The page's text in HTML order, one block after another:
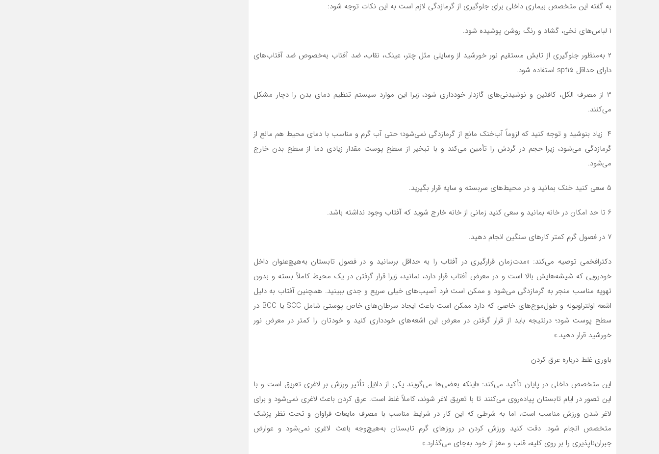
به گفته این متخصص بیماری داخلی برای جلوگیری از گرمازدگی لازم است به این نکات توجه شود:
۱ لباس‌های نخی، گشاد و رنگ روشن پوشیده شود.
۲ به‌منظور جلوگیری از تابش مستقیم نور خورشید از وسایلی مثل چتر، عینک، نقاب، ضد آفتاب به‌خصوص ضد آفتاب‌های
دارای حداقل spf۱۵ استفاده شود.
۳ از مصرف الکل، کافئین و نوشیدنی‌های گازدار خودداری شود، زیرا این موارد سیستم تنظیم دمای بدن را دچار مشکل
می‌کنند.
۴ زیاد بنوشید و توجه کنید که لزوماً آب‌خنک مانع از گرمازدگی نمی‌شود؛ حتی آب گرم و مناسب با دمای محیط هم مانع از
گرمازدگی می‌شود، زیرا حجم در گردش را تأمین می‌کند و با تبخیر از سطح پوست مقدار زیادی دما از سطح بدن خارج
می‌شود.
۵ سعی کنید خنک بمانید و در محیط‌های سربسته و سایه قرار بگیرید.
۶ تا حد امکان در خانه بمانید و سعی کنید زمانی از خانه خارج شوید که آفتاب وجود نداشته باشد.
۷ در فصول گرم کمتر کار‌های سنگین انجام دهید.
دکترافخمی توصیه می‌کند: «مدت‌زمان قرارگیری در آفتاب را به حداقل برسانید و در فصول تابستان به‌هیچ‌عنوان داخل
خودرویی که شیشه‌هایش بالا است و در معرض آفتاب قرار دارد، نمانید، زیرا قرار گرفتن در یک محیط کاملاً بسته و بدون
تهویه مناسب منجر به گرمازدگی می‌شود و ممکن است فرد آسیب‌های خیلی سریع و جدی ببینید. همچنین آفتاب به دلیل
اشعه اولتراویوله و طول‌موج‌های خاصی که دارد ممکن است باعث ایجاد سرطان‌های خاص پوستی شامل SCC یا BCC در
سطح پوست شود؛ درنتیجه باید از قرار گرفتن در معرض این اشعه‌های خودداری کنید و خودتان را کمتر در معرض نور
خورشید قرار دهید.»
باوری غلط درباره عرق کردن
این متخصص داخلی در پایان تأکید می‌کند: «اینکه بعضی‌ها می‌گویند یکی از دلایل تأثیر ورزش بر لاغری تعریق است و با
این تصور در ایام تابستان پیاده‌روی می‌کنند تا با تعریق لاغر شوند، کاملاً غلط است. عرق کردن باعث لاغری نمی‌شود و برای
لاغر شدن ورزش مناسب است، اما به شرطی که این کار در شرایط مناسب با مصرف مایعات فراوان و تحت نظر پزشک
متخصص انجام شود. دقت کنید ورزش کردن در روز‌های گرم تابستان به‌هیچ‌وجه باعث لاغری نمی‌شود و عوارض
جبران‌ناپذیری را بر روی کلیه، قلب و مغز از خود به‌جای می‌گذارد.»